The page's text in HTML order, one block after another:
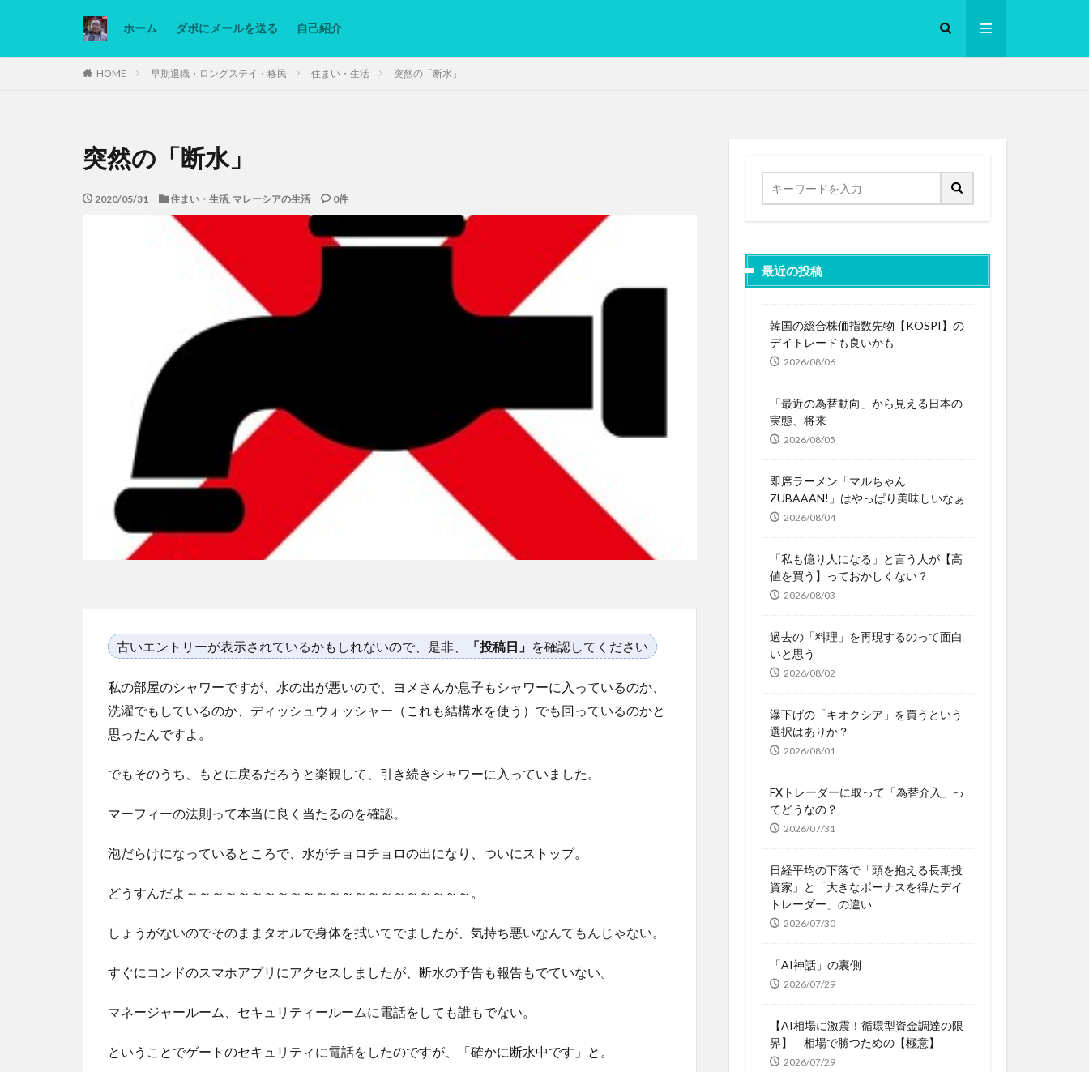
ホーム ダボにメールを送る 自己紹介
HOME 早期退職・ロングステイ・移民 住まい・生活 突然の「断水」
突然の「断水」
2020/05/31 住まい・生活, マレーシアの生活 0件
古いエントリーが表示されているかもしれないので、是非、 「投稿日」 を確認してください
私の部屋のシャワーですが、水の出が悪いので、ヨメさんか息子もシャワーに入っているのか、
洗濯でもしているのか、ディッシュウォッシャー（これも結構水を使う）でも回っているのかと
思ったんですよ。
でもそのうち、もとに戻るだろうと楽観して、引き続きシャワーに入っていました。
マーフィーの法則って本当に良く当たるのを確認。
泡だらけになっているところで、水がチョロチョロの出になり、ついにストップ。
どうすんだよ～～～～～～～～～～～～～～～～～～～～～～。
しょうがないのでそのままタオルで身体を拭いてでましたが、気持ち悪いなんてもんじゃない。
すぐにコンドのスマホアプリにアクセスしましたが、断水の予告も報告もでていない。
マネージャールーム、セキュリティールームに電話をしても誰もでない。
ということでゲートのセキュリティに電話をしたのですが、「確かに断水中です」と。
最近の投稿
韓国の総合株価指数先物【KOSPI】の
デイトレードも良いかも
2026/08/06
「最近の為替動向」から見える日本の
実態、将来
2026/08/05
即席ラーメン「マルちゃん
ZUBAAAN!」はやっぱり美味しいなぁ
2026/08/04
「私も億り人になる」と言う人が【高
値を買う】っておかしくない？
2026/08/03
過去の「料理」を再現するのって面白
いと思う
2026/08/02
瀑下げの「キオクシア」を買うという
選択はありか？
2026/08/01
FXトレーダーに取って「為替介入」っ
てどうなの？
2026/07/31
日経平均の下落で「頭を抱える長期投
資家」と「大きなボーナスを得たデイ
トレーダー」の違い
2026/07/30
「AI神話」の裏側
2026/07/29
【AI相場に激震！循環型資金調達の限
界】 相場で勝つための【極意】
2026/07/29
カテゴリー